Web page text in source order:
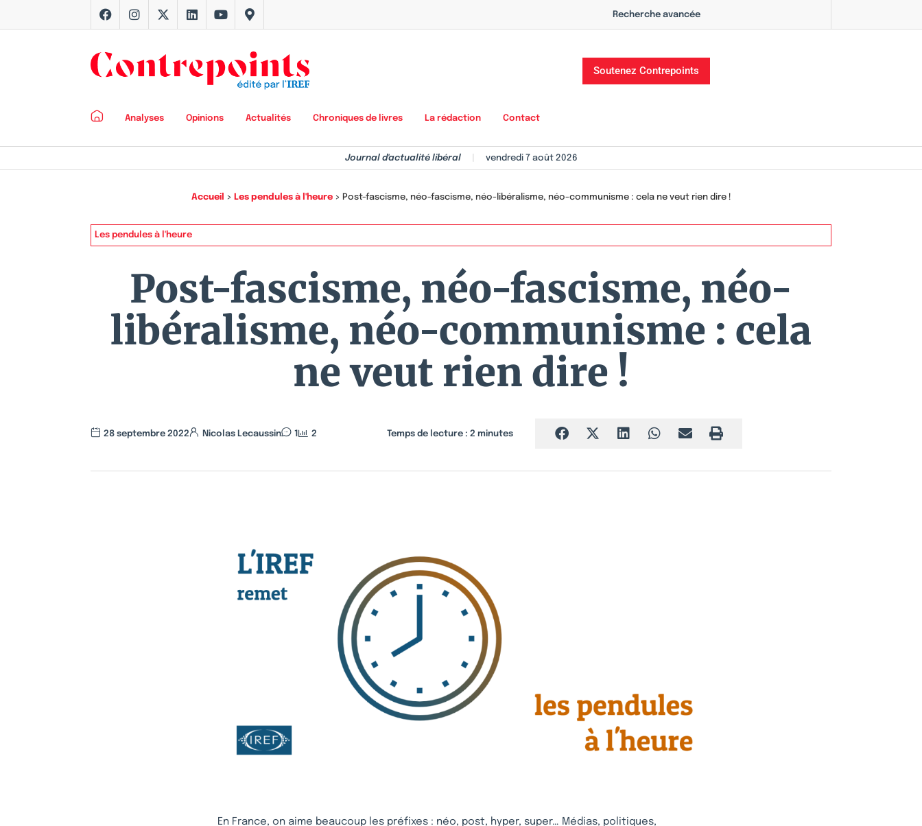
Recherche avancée
Soutenez Contrepoints
Analyses Opinions Actualités Chroniques de livres La rédaction Contact
Journal d'actualité libéral vendredi 7 août 2026
Accueil > Les pendules à l'heure> Post-fascisme, néo-fascisme, néo-libéralisme, néo-communisme : cela ne veut rien dire !
Les pendules à l'heure
Post-fascisme, néo-fascisme, néo-
libéralisme, néo-communisme : cela
ne veut rien dire !
28 septembre 2022 Nicolas Lecaussin 1 2 Temps de lecture : 2 minutes
En France, on aime beaucoup les préfixes : néo, post, hyper, super… Médias, politiques,